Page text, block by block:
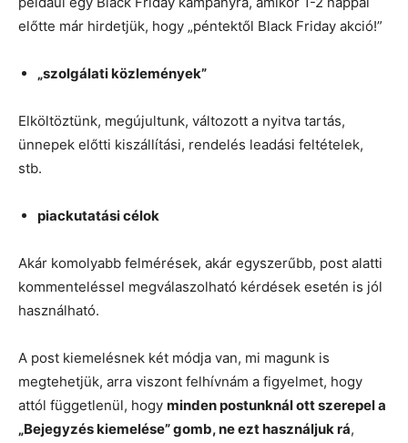
előtte már hirdetjük, hogy „péntektől Black Friday akció!”
„szolgálati közlemények”
Elköltöztünk, megújultunk, változott a nyitva tartás,
ünnepek előtti kiszállítási, rendelés leadási feltételek,
stb.
piackutatási célok
Akár komolyabb felmérések, akár egyszerűbb, post alatti
kommenteléssel megválaszolható kérdések esetén is jól
használható.
A post kiemelésnek két módja van, mi magunk is
megtehetjük, arra viszont felhívnám a figyelmet, hogy
attól függetlenül, hogy minden postunknál ott szerepel a
„Bejegyzés kiemelése” gomb, ne ezt használjuk rá,